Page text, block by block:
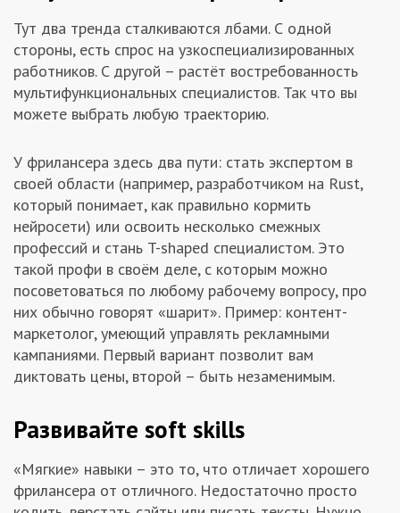
Тут два тренда сталкиваются лбами. С одной
стороны, есть спрос на узкоспециализированных
работников. C другой – растёт востребованность
мультифункциональных специалистов. Так что вы
можете выбрать любую траекторию.
У фрилансера здесь два пути: стать экспертом в
своей области (например, разработчиком на Rust,
который понимает, как правильно кормить
нейросети) или освоить несколько смежных
профессий и стань T-shaped специалистом. Это
такой профи в своём деле, с которым можно
посоветоваться по любому рабочему вопросу, про
них обычно говорят «шарит». Пример: контент-
маркетолог, умеющий управлять рекламными
кампаниями. Первый вариант позволит вам
диктовать цены, второй – быть незаменимым.
Развивайте soft skills
«Мягкие» навыки – это то, что отличает хорошего
фрилансера от отличного. Недостаточно просто